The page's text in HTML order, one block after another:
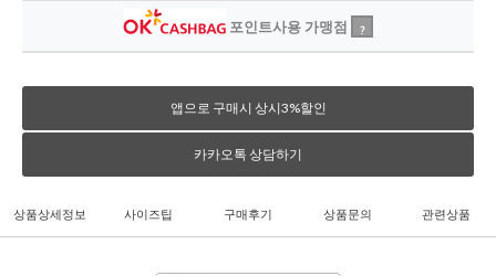
포인트사용 가맹점 ?
앱으로 구매시 상시3%할인
카카오톡 상담하기
상품상세정보 사이즈팁 구매후기 상품문의 관련상품